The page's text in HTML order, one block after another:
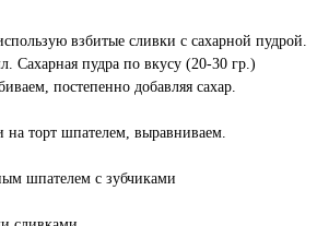
взбитые сливки с сахарной пудрой.
Сахарная пудра по вкусу (20-30 гр.)
постепенно добавляя сахар.
торт шпателем, выравниваем.
шпателем с зубчиками